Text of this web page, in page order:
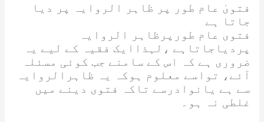
فتویٰ عام طور پر ظاہر الروایہ پر دیا
جاتا ہے
فتوی عام طورپرظاہر الروایہ
پردیاجاتاہے ،لہذاایک فقیہ کے لیے یہ
ضروری ہے کہ اس کے سامنے جب کوئی مسئلہ
آئے، تواسے معلوم ہوکہ یہ ظاہرالروایہ
سے ہے یانوادرسے تاکہ فتوی دینے میں
غلطی نہ ہو۔